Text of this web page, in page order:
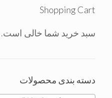
Shopping Cart
سبد خرید شما خالی است.
دسته بندی محصولات